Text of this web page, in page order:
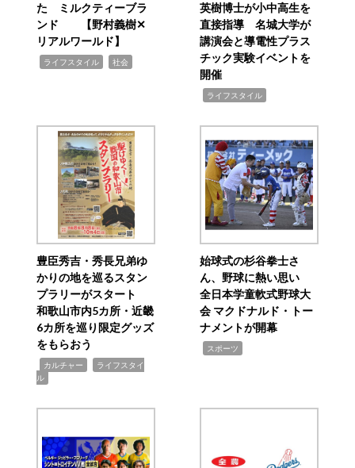
た ミルクティーブラ
ンド 【野村義樹✕
リアルワールド】
ライフスタイル 社会
英樹博士が小中高生を
直接指導 名城大学が
講演会と導電性プラス
チック実験イベントを
開催
ライフスタイル
豊臣秀吉・秀長兄弟ゆ
かりの地を巡るスタン
プラリーがスタート
和歌山市内5カ所・近畿
6カ所を巡り限定グッズ
をもらおう
カルチャー
ライフスタイ
ル
始球式の杉谷拳士さ
ん、野球に熱い思い
全日本学童軟式野球大
会 マクドナルド・トー
ナメントが開幕
スポーツ